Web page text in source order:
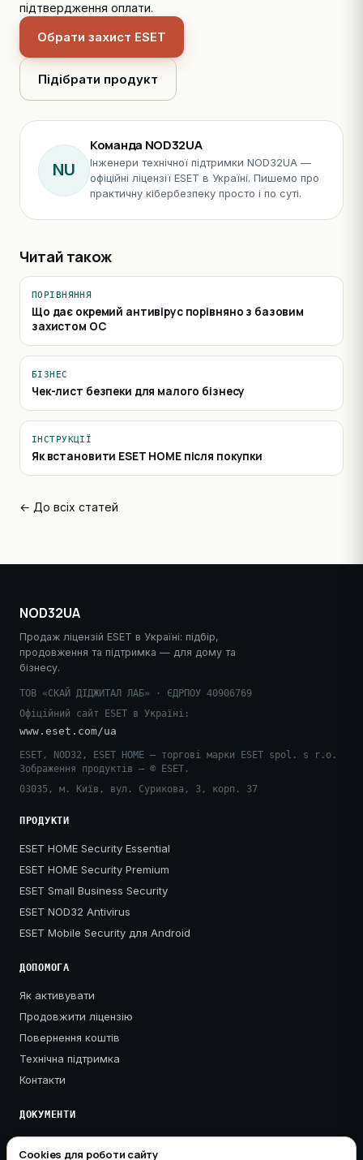
підтвердження оплати.
Обрати захист ESET
Підібрати продукт
NU
Команда NOD32UA
Інженери технічної підтримки NOD32UA —
офіційні ліцензії ESET в Україні. Пишемо про
практичну кібербезпеку просто і по суті.
Читай також
ПОРІВНЯННЯ
Що дає окремий антивірус порівняно з базовим
захистом ОС
БІЗНЕС
Чек-лист безпеки для малого бізнесу
ІНСТРУКЦІЇ
Як встановити ESET HOME після покупки
← До всіх статей
NOD32UA
Продаж ліцензій ESET в Україні: підбір,
продовження та підтримка — для дому та
бізнесу.
ТОВ «СКАЙ ДІДЖИТАЛ ЛАБ» · ЄДРПОУ 40906769
Офіційний сайт ESET в Україні:
www.eset.com/ua
ESET, NOD32, ESET HOME — торгові марки ESET spol. s r.o.
Зображення продуктів — © ESET.
03035, м. Київ, вул. Сурикова, 3, корп. 37
ПРОДУКТИ
ESET HOME Security Essential
ESET HOME Security Premium
ESET Small Business Security
ESET NOD32 Antivirus
ESET Mobile Security для Android
ДОПОМОГА
Як активувати
Продовжити ліцензію
Повернення коштів
Технічна підтримка
Контакти
ДОКУМЕНТИ
Cookies для роботи сайту